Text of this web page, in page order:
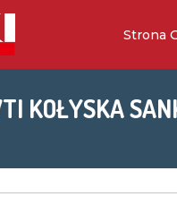
Strona
KOŁYSKA